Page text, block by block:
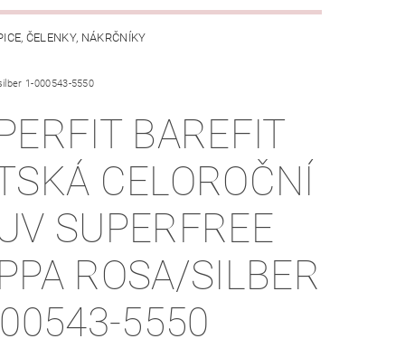
ČELENKY, NÁKRČNÍKY
JAK VYBRAT SPRÁVNOU VELIKOST?
1-000543-5550
BAREFIT
CELOROČNÍ
SUPERFREE
ROSA/SILBER
5550